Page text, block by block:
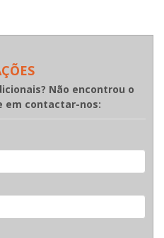
Não encontrou o
em contactar-nos: